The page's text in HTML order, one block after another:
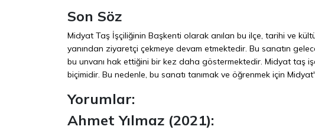
Son Söz
Midyat Taş İşçiliğinin Başkenti olarak anılan bu ilçe, tarihi ve
yanından ziyaretçi çekmeye devam etmektedir. Bu sanatın
bu unvanı hak ettiğini bir kez daha göstermektedir. Midyat taş
biçimidir. Bu nedenle, bu sanatı tanımak ve öğrenmek için
Yorumlar:
Ahmet Yılmaz (2021):